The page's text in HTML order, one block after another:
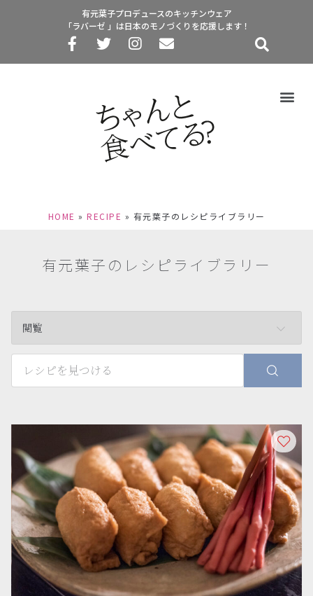
有元葉子プロデュースのキッチンウェア
「ラバーゼ 」は日本のモノづくりを応援します！
HOME » RECIPE » 有元葉子のレシピライブラリー
有元葉子のレシピライブラリー
閲覧